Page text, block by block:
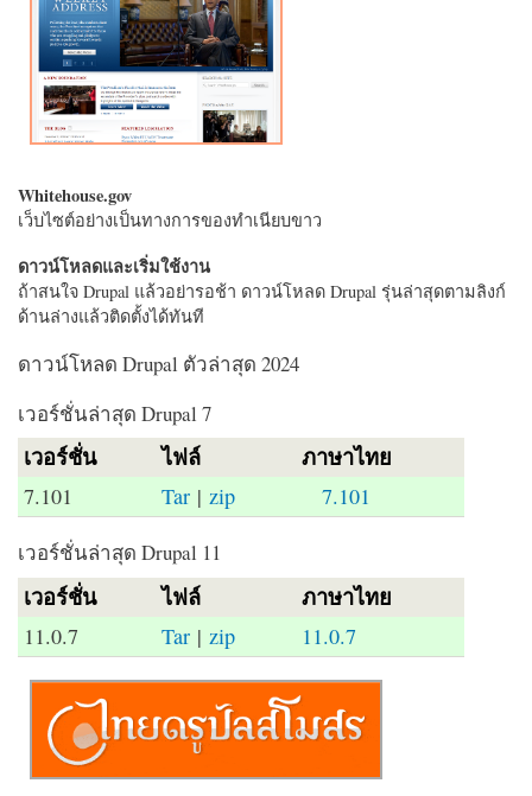
Whitehouse.gov
เว็บไซต์อย่างเป็นทางการของทำเนียบขาว
ดาวน์โหลดและเริ่มใช้งาน
ถ้าสนใจ Drupal แล้วอย่ารอช้า ดาวน์โหลด Drupal รุ่นล่าสุดตามลิงก์
ด้านล่างแล้วติดตั้งได้ทันที
ดาวน์โหลด Drupal ตัวล่าสุด 2024
เวอร์ชั่นล่าสุด Drupal 7
เวอร์ชั่น ไฟล์ ภาษาไทย
7.101 Tar |zip 7.101
เวอร์ชั่นล่าสุด Drupal 11
เวอร์ชั่น ไฟล์ ภาษาไทย
11.0.7 Tar | zip 11.0.7